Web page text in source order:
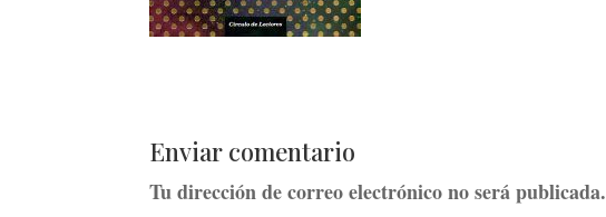
Enviar comentario
Tu dirección de correo electrónico no será publicada.